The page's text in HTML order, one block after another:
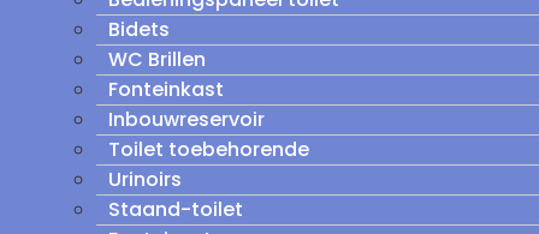
Bidets
WC Brillen
Fonteinkast
Inbouwreservoir
Toilet toebehorende
Urinoirs
Staand-toilet